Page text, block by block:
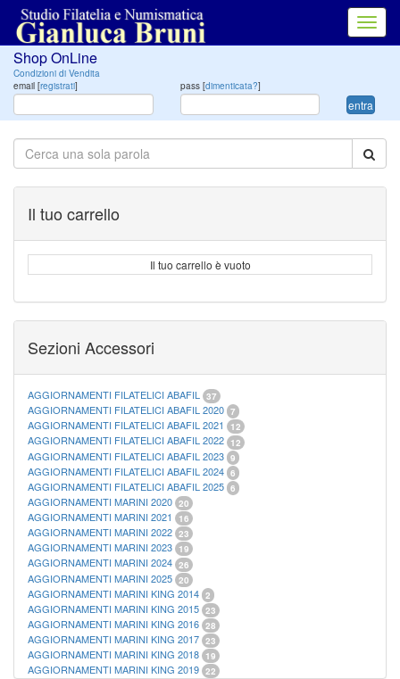
Shop OnLine
Condizioni di Vendita
email [registrati] pass [dimenticata?]
entra
Il tuo carrello
Il tuo carrello è vuoto
Sezioni Accessori
AGGIORNAMENTI FILATELICI ABAFIL 37
AGGIORNAMENTI FILATELICI ABAFIL 2020 7
AGGIORNAMENTI FILATELICI ABAFIL 2021 12
AGGIORNAMENTI FILATELICI ABAFIL 2022 12
AGGIORNAMENTI FILATELICI ABAFIL 2023 9
AGGIORNAMENTI FILATELICI ABAFIL 2024 6
AGGIORNAMENTI FILATELICI ABAFIL 2025 6
AGGIORNAMENTI MARINI 2020 20
AGGIORNAMENTI MARINI 2021 16
AGGIORNAMENTI MARINI 2022 23
AGGIORNAMENTI MARINI 2023 19
AGGIORNAMENTI MARINI 2024 26
AGGIORNAMENTI MARINI 2025 20
AGGIORNAMENTI MARINI KING 2014 2
AGGIORNAMENTI MARINI KING 2015 23
AGGIORNAMENTI MARINI KING 2016 28
AGGIORNAMENTI MARINI KING 2017 23
AGGIORNAMENTI MARINI KING 2018 19
AGGIORNAMENTI MARINI KING 2019 22